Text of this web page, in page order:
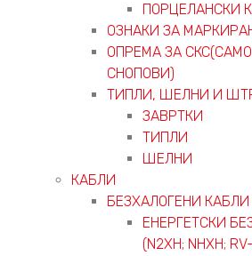
ПОРЦЕЛАНСКИ
ОЗНАКИ ЗА
ОПРЕМА ЗА
СНОПОВИ)
ТИПЛИ, ШЕЛНИ И
ЗАВРТКИ
ТИПЛИ
ШЕЛНИ
КАБЛИ
БЕЗХАЛОГЕНИ
ЕНЕРГЕТСКИ
(N2XH; NHXH;